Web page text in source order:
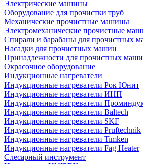
Электрические машины
Оборудование для прочистки труб
Механические прочистные машины
Электромеханические прочистные
Спирали и барабаны для прочистных
Насадки для прочистных машин
Принадлежности для прочистных
Окрасочное оборудование
Индукционные нагреватели
Индукционные нагреватели Рок Юнит
Индукционные нагреватели ИНП
Индукционные нагреватели
Индукционные нагреватели Baltech
Индукционные нагреватели SKF
Индукционные нагреватели Pruftechnik
Индукционные нагреватели Timken
Индукционные нагреватели Fag Heater
Слесарный инструмент